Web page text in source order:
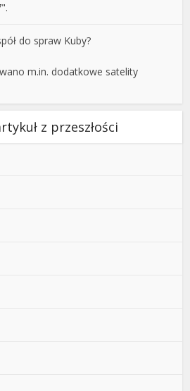
do spraw Kuby?
m.in. dodatkowe satelity
z przeszłości